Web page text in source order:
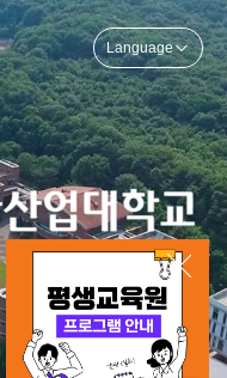
Language